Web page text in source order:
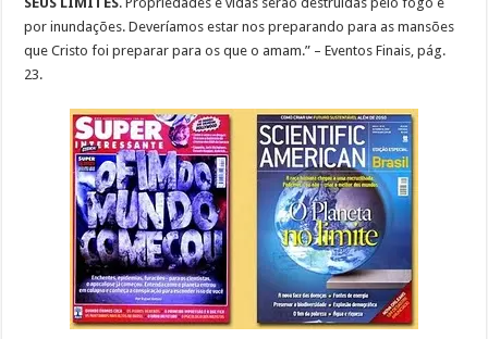
por inundações. Deveríamos estar nos preparando para as mansões
que Cristo foi preparar para os que o amam.” – Eventos Finais, pág.
23.